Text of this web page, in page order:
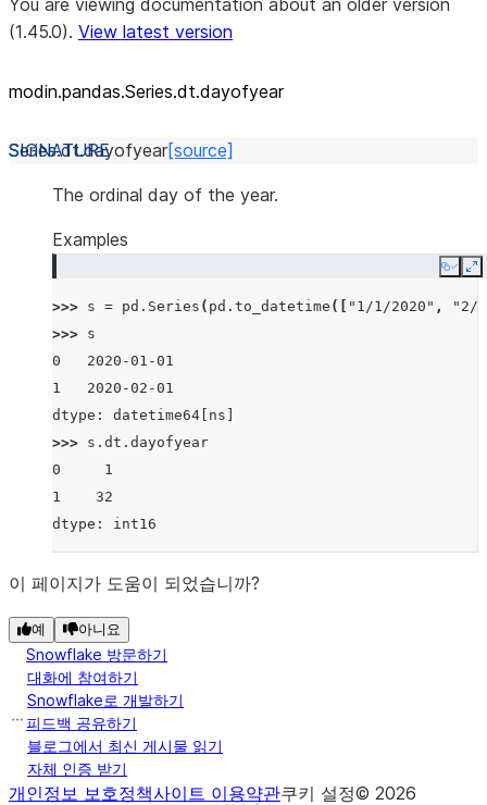
You are viewing documentation about an older version
(1.45.0). View latest version
modin.pandas.Series.dt.dayofyear
Series.dt.dayofyear[source]
The ordinal day of the year.
Examples
Copy
>>> s = pd . Series ( pd . to_datetime ([ "1/1/2020" ,
"2/
>>> s
0   2020-01-01
1   2020-02-01
dtype: datetime64[ns]
>>> s . dt . dayofyear
0     1
1    32
dtype: int16
이 페이지가 도움이 되었습니까?
예 아니요
Snowflake 방문하기
대화에 참여하기
Snowflake로 개발하기
피드백 공유하기
블로그에서 최신 게시물 읽기
자체 인증 받기
개인정보 보호정책사이트 이용약관쿠키 설정© 2026